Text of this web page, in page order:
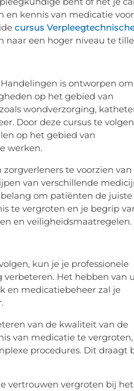
en kennis van medicatie
cursus
naar een hoger niveau te
is ontworpen om
op het gebied van
wondverzorging,
Door deze cursus te
op het gebied van
werken.
te voorzien van
van verschillende
om patiënten de
te vergroten en je begrip
en veiligheidsmaatregelen.
kun je je professionele
Het hebben van
en medicatiebeheer zal je
van de kwaliteit van de
van medicatie te
procedures. Dit draagt
vertrouwen vergroten bij het